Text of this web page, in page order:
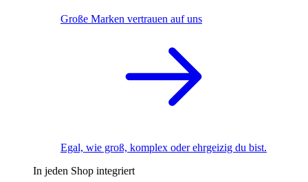
Große Marken vertrauen auf uns
Egal, wie groß, komplex oder ehrgeizig du bist.
In jeden Shop integriert